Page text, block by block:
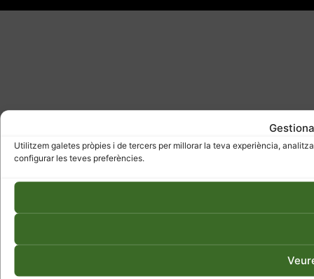
Utilitzem galetes pròpies i de tercers per millorar la teva experiència,
configurar les teves preferències.